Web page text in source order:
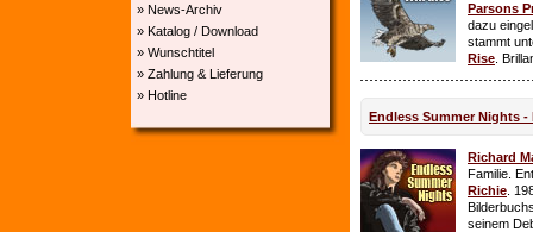
» News-Archiv
» Katalog / Download
» Wunschtitel
» Zahlung & Lieferung
» Hotline
Parsons
dazu
stammt
Rise .
Endless Summer Nights -
Richard
Familie.
Richie .
seinem